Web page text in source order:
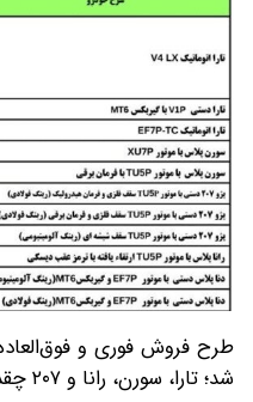
شد؛ تارا، سورن، رانا و ۲۰۷ چقدر با بازار اختلاف دارند؟